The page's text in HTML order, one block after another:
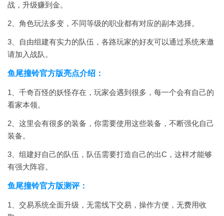
战，升级赚到金。
2、角色玩法多变，不同等级的职业都有对应的副本选择。
3、自由组建有实力的队伍，各路玩家的好友可以通过系统来邀
请加入战队。
鱼尾撞铃官方版亮点介绍：
1、千奇百怪的妖怪存在，玩家会遇到很多，每一个会有自己的
看家本领。
2、这里会有很多的装备，你需要使用这些装备，不断强化自己
装备。
3、组建好自己的队伍，队伍需要打造自己的出C，这样才能够
有强大阵容。
鱼尾撞铃官方版测评：
1、交易系统全面升级，无需线下交易，操作方便，无费用收